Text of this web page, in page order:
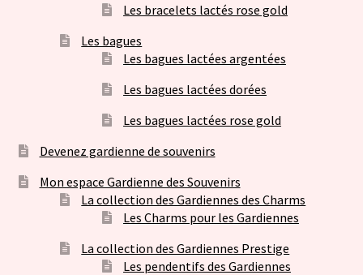
Les bracelets lactés rose gold
Les bagues
Les bagues lactées argentées
Les bagues lactées dorées
Les bagues lactées rose gold
Devenez gardienne de souvenirs
Mon espace Gardienne des Souvenirs
La collection des Gardiennes des Charms
Les Charms pour les Gardiennes
La collection des Gardiennes Prestige
Les pendentifs des Gardiennes